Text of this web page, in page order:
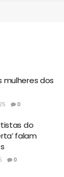
mulheres dos
0
do
falam
0